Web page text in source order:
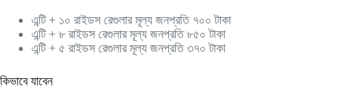
এন্টি + ১০ রাইডস রেগুলার মূল্য জনপ্রতি ৭০০ টাকা
এন্টি + ৮ রাইডস রেগুলার মূল্য জনপ্রতি ৮৫০ টাকা
এন্টি + ৫ রাইডস রেগুলার মূল্য জনপ্রতি ৩৭০ টাকা
কিভাবে যাবেন